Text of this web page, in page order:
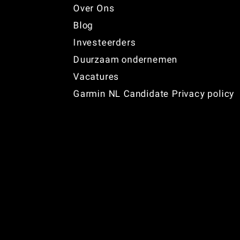
Over Ons
Blog
Investeerders
Duurzaam ondernemen
Vacatures
Garmin NL Candidate Privacy policy